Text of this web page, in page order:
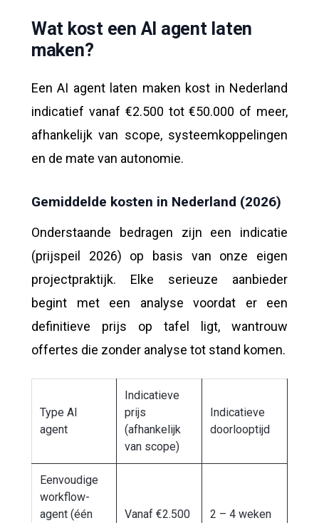
Wat kost een AI agent laten
maken?
Een AI agent laten maken kost in Nederland
indicatief vanaf €2.500 tot €50.000 of meer,
afhankelijk van scope, systeemkoppelingen
en de mate van autonomie.
Gemiddelde kosten in Nederland (2026)
Onderstaande bedragen zijn een indicatie
(prijspeil 2026) op basis van onze eigen
projectpraktijk. Elke serieuze aanbieder
begint met een analyse voordat er een
definitieve prijs op tafel ligt, wantrouw
offertes die zonder analyse tot stand komen.
Type AI
agent
Indicatieve
prijs
(afhankelijk
van scope)
Indicatieve
doorlooptijd
Eenvoudige
workflow-
agent (één
Vanaf €2.500 2 – 4 weken